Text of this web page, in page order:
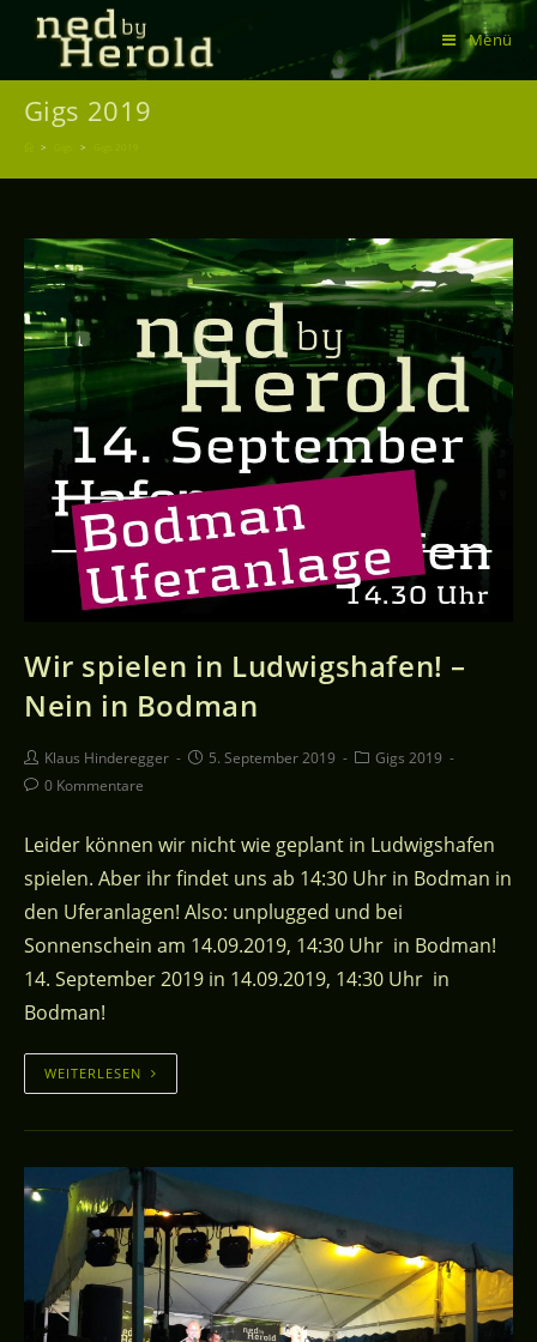
Menü
Gigs 2019
> >
Wir spielen in Ludwigshafen! –
Nein in Bodman
Klaus Hinderegger 5. September 2019
Gigs 2019
0 Kommentare
Leider können wir nicht wie geplant in Ludwigshafen
spielen. Aber ihr findet uns ab 14:30 Uhr in Bodman in
den Uferanlagen! Also: unplugged und bei
Sonnenschein am 14.09.2019, 14:30 Uhr in Bodman!
14. September 2019 in 14.09.2019, 14:30 Uhr in
Bodman!
WEITERLESEN